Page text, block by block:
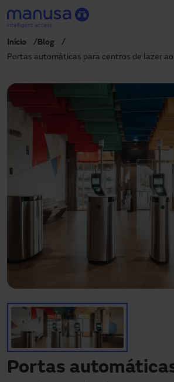
Passar para o conteúdo principal
Projetos
Blog
Sobre nós
Downloads
A minha área
Início
Blog
Portas automáticas para centros de lazer
Portas